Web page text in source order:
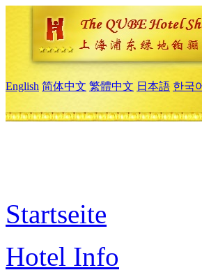
English 简体中文 繁體中文 日本語 한국
Startseite
Hotel Info